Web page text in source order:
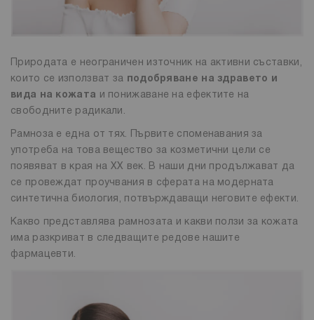
Природата е неограничен източник на активни съставки,
които се използват за
подобряване на здравето и
вида на кожата и понижаване на ефектите на
свободните радикали.
Рамноза е една от тях. Първите споменавания за
употреба на това вещество за козметични цели се
появяват в края на XX век. В наши дни продължават да
се провеждат проучвания в сферата на модерната
синтетична биология, потвърждаващи неговите ефекти.
Какво представлява рамнозата и какви ползи за кожата
има разкриват в следващите редове нашите
фармацевти.